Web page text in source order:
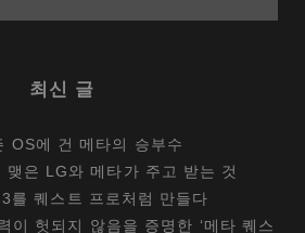
최신 글
OS에 건 메타의 승부수
맺은 LG와 메타가 주고 받는 것
를 퀘스트 프로처럼 만들다
이 헛되지 않음을 증명한 ‘메타 퀘스